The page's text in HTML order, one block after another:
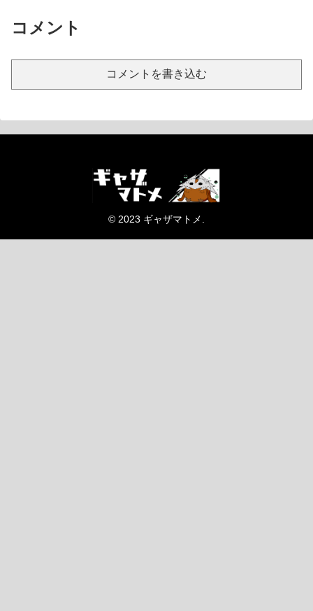
コメント
コメントを書き込む
© 2023 ギャザマトメ.